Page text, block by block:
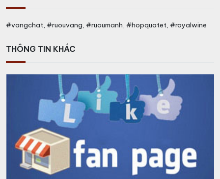
#vangchat, #ruouvang, #ruoumanh, #hopquatet, #royalwine
THÔNG TIN KHÁC